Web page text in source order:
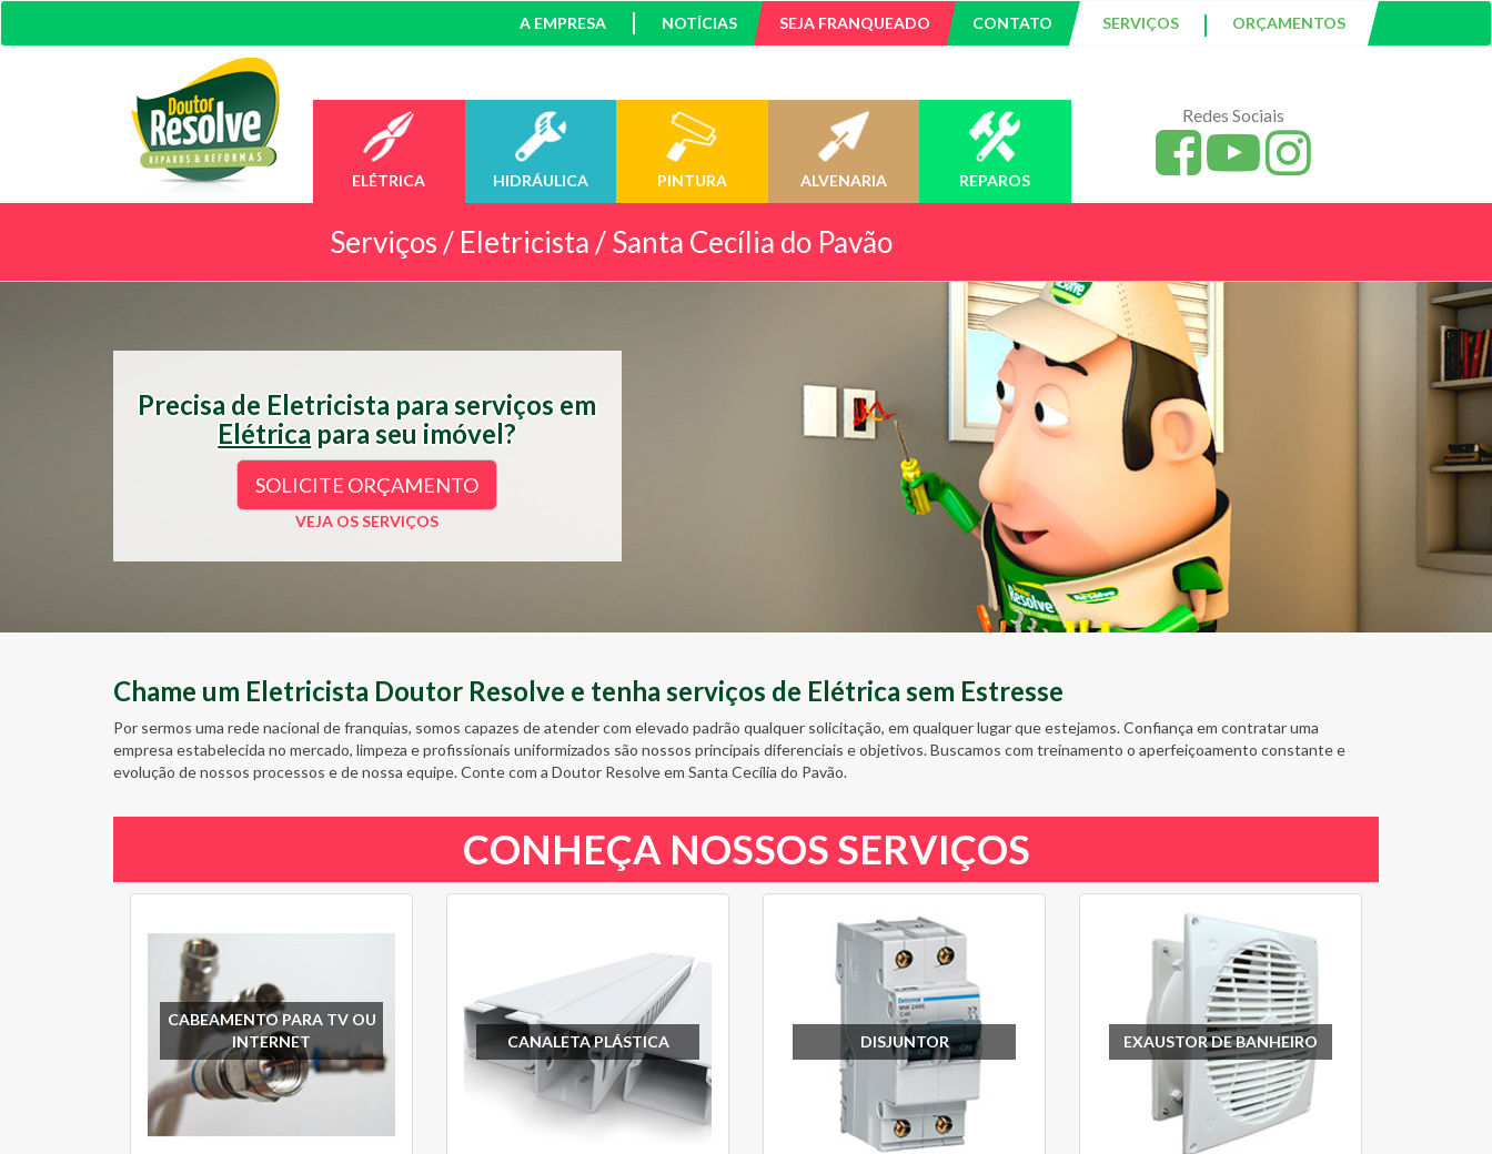
A EMPRESA NOTÍCIAS SEJA FRANQUEADO CONTATO SERVIÇOS | ORÇAMENTOS
ELÉTRICA HIDRÁULICA PINTURA ALVENARIA REPAROS
Redes Sociais
Serviços / Eletricista / Santa Cecília do Pavão
Precisa de Eletricista para serviços em
Elétrica para seu imóvel?
SOLICITE ORÇAMENTO
VEJA OS SERVIÇOS
Chame um Eletricista Doutor Resolve e tenha serviços de Elétrica sem Estresse
Por sermos uma rede nacional de franquias, somos capazes de atender com elevado padrão qualquer solicitação, em qualquer lugar que estejamos. Confiança em contratar uma
empresa estabelecida no mercado, limpeza e profissionais uniformizados são nossos principais diferenciais e objetivos. Buscamos com treinamento o aperfeiçoamento constante e
evolução de nossos processos e de nossa equipe. Conte com a Doutor Resolve em Santa Cecília do Pavão.
CONHEÇA NOSSOS SERVIÇOS
CABEAMENTO PARA TV OU
INTERNET
CANALETA PLÁSTICA DISJUNTOR EXAUSTOR DE BANHEIRO